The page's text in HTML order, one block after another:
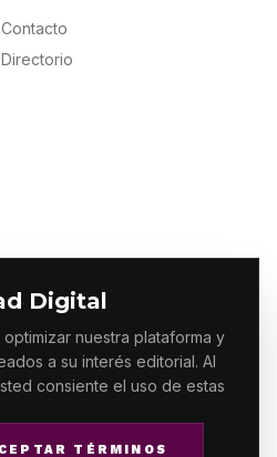
Digital
nuestra plataforma y
a su interés editorial. Al
consiente el uso de estas
TÉRMINOS
Contacto
Directorio
DERECHOS